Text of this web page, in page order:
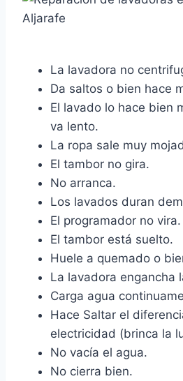
La lavadora no
Da saltos o bien hace
El lavado lo hace bien
va lento.
La ropa sale muy
El tambor no gira.
No arranca.
Los lavados duran
El programador no vira.
El tambor está suelto.
Huele a quemado o
La lavadora engancha
Carga agua
Hace Saltar el
electricidad (brinca la
No vacía el agua.
No cierra bien.